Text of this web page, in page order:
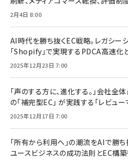
2月4日 8:00
AI時代を勝ち抜くEC戦略。レガシー
「Shopify」で実現するPDCA高速化
2025年12月23日 7:00
「声のする方に、進化する。」会社全
の「補完型EC」 が実践する「レビュ
2025年12月17日 7:00
「所有から利用へ」の潮流をAIで勝ち
ユースビジネスの成功法則とEC構